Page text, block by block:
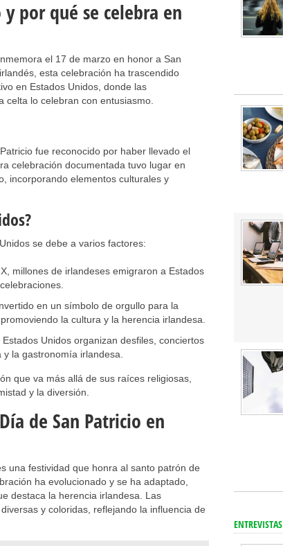
por qué se celebra en
el 17 de marzo en honor a San
esta celebración ha trascendido
en Estados Unidos, donde las
celta lo celebran con entusiasmo.
fue reconocido por haber llevado el
celebración documentada tuvo lugar en
incorporando elementos culturales y
se debe a varios factores:
millones de irlandeses emigraron a Estados
en un símbolo de orgullo para la
la cultura y la herencia irlandesa.
Unidos organizan desfiles, conciertos
la gastronomía irlandesa.
que va más allá de sus raíces religiosas,
y la diversión.
de San Patricio en
una festividad que honra al santo patrón de
ha evolucionado y se ha adaptado,
destaca la herencia irlandesa. Las
y coloridas, reflejando la influencia de
ENTREVISTAS